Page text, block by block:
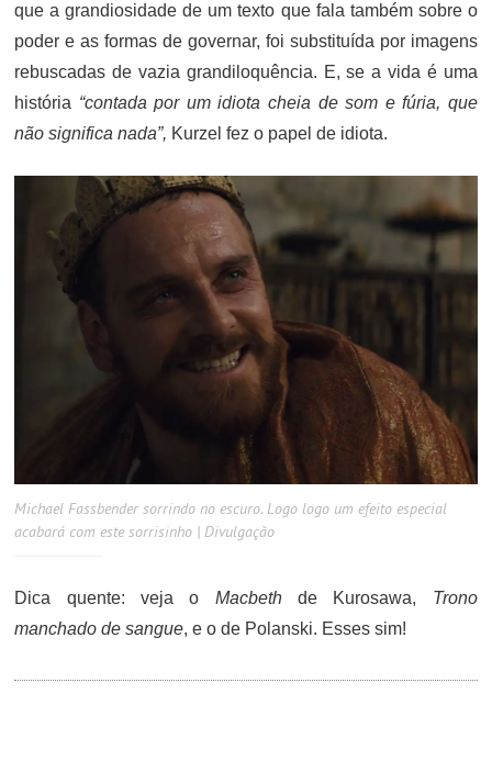
que a grandiosidade de um texto que fala também sobre o
poder e as formas de governar, foi substituída por imagens
rebuscadas de vazia grandiloquência. E, se a vida é uma
história “contada por um idiota cheia de som e fúria, que
não significa nada”, Kurzel fez o papel de idiota.
Michael Fassbender sorrindo no escuro. Logo logo um efeito especial
acabará com este sorrisinho | Divulgação
Dica quente: veja o Macbethde Kurosawa, Trono
manchado de sangue, e o de Polanski. Esses sim!